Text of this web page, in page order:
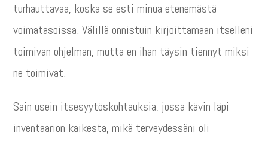
turhauttavaa, koska se esti minua etenemästä
voimatasoissa. Välillä onnistuin kirjoittamaan itselleni
toimivan ohjelman, mutta en ihan täysin tiennyt miksi
ne toimivat.
Sain usein itsesyytöskohtauksia, jossa kävin läpi
inventaarion kaikesta, mikä terveydessäni oli